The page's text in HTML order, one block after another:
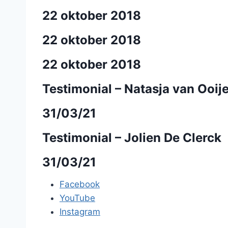
22 oktober 2018
22 oktober 2018
22 oktober 2018
Testimonial – Natasja van
31/03/21
Testimonial – Jolien De Clerck
31/03/21
Facebook
YouTube
Instagram